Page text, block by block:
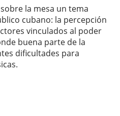
la mesa un tema
cubano: la percepción
vinculados al poder
buena parte de la
dificultades para